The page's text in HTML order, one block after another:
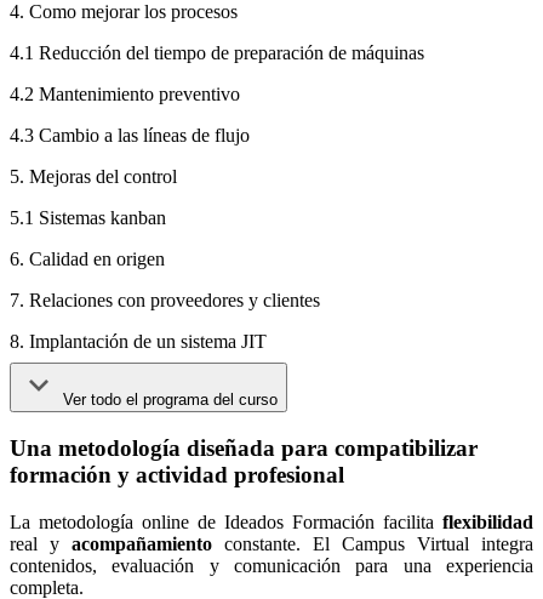
4. Como mejorar los procesos
4.1 Reducción del tiempo de preparación de máquinas
4.2 Mantenimiento preventivo
4.3 Cambio a las líneas de flujo
5. Mejoras del control
5.1 Sistemas kanban
6. Calidad en origen
7. Relaciones con proveedores y clientes
8. Implantación de un sistema JIT
Ver todo el programa del curso
Una metodología diseñada para compatibilizar
formación y actividad profesional
La metodología online de Ideados Formación facilita flexibilidad
real y acompañamiento constante. El Campus Virtual integra
contenidos, evaluación y comunicación para una experiencia
completa.